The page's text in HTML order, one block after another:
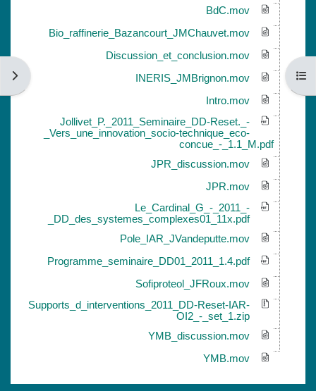
فتح فهرس المقرر فتح
BdC.mov
Bio_raffinerie_Bazancourt_JMChauvet.mov
Discussion_et_conclusion.mov
INERIS_JMBrignon.mov
Intro.mov
Jollivet_P._2011_Seminaire_DD-Reset._-
_Vers_une_innovation_socio-technique_eco-
concue_-_1.1_M.pdf
JPR_discussion.mov
JPR.mov
Le_Cardinal_G_-_2011_-
_DD_des_systemes_complexes01_11x.pdf
Pole_IAR_JVandeputte.mov
Programme_seminaire_DD01_2011_1.4.pdf
Sofiproteol_JFRoux.mov
Supports_d_interventions_2011_DD-Reset-IAR-
OI2_-_set_1.zip
YMB_discussion.mov
YMB.mov